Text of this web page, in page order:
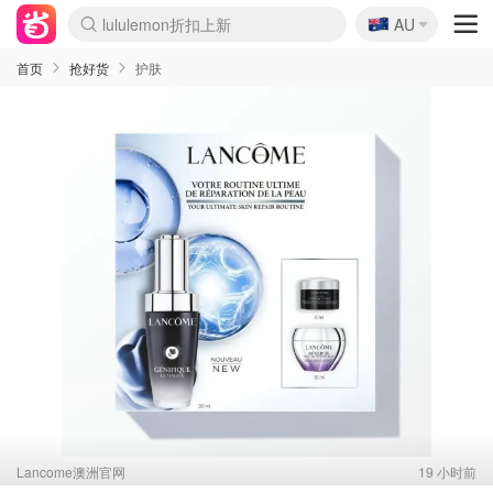
lululemon折扣上新
Sasa美妆护肤3.5折
SSENSE年中2.5折
FreshBeauty好价汇总
Cettire降价+叠9折
WWS Coles超市实拍
viagogo二手票捡漏
Myer超级周末
The Outnet奢牌1折起
David Jones 3折起
Flannels大牌1折
Perfumes Club护肤1折
AMIRO面罩$251
Amazon折扣汇总
eToro入金$200送$50
Amazon数码好物
ICONIC本周7.5折
ThedoubleF高奢地板价
Moose Knuckles 6折
EUFY摄像头$98
Selenichast首饰2折
Trip机票酒店促销
YSL送5件彩妆礼
Amazon家居好物
Amazon美妆护肤
雅漾大喷$8
过敏原检测盒$33
科颜氏高保湿面霜$29
SEALIFE海洋馆门票6折
丝塔芙大白罐$16
订阅Newsletter送香薰
Cult Beauty 6.8折
Harrods圣诞日历$525
LN-CC奢牌私促3折
d'Alba空姐喷雾$16
EVE LOM套装£56
Bernardelli独家4折
Adore Beauty 6折起
CT圣诞日历
Mytheresa奢品2.7折
Luxury Escapes 9折
Currentbody美容仪$881
MOON Garden Live
Roborock扫地机$649
Tingo Life水杯$24
Valentino官网5折
CR洗护套装$23
修丽可4件套$159
Myer彩妆2件7折
GANNI官网4.5折
Stylevana韩妆4折
Tessabit高奢8.5折
OGX洗发水$11
Amazon阿德莱德次日达
卡诗8.5折+赠礼
Philips Hue灯具8折
🇦🇺
AU
首页 抢好货 护肤
Lancome澳洲官网 19 小时前